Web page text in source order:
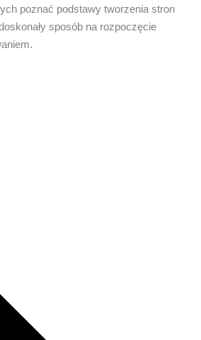
poznać podstawy tworzenia stron
sposób na rozpoczęcie